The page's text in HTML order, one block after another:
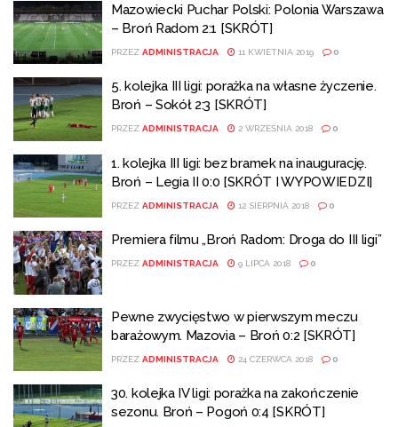
Mazowiecki Puchar Polski: Polonia Warszawa
– Broń Radom 2:1 [SKRÓT]
PRZEZ ADMINISTRACJA 11 KWIETNIA 2019 0
5. kolejka III ligi: porażka na własne życzenie.
Broń – Sokół 2:3 [SKRÓT]
PRZEZ ADMINISTRACJA 2 WRZEŚNIA 2018 0
1. kolejka III ligi: bez bramek na inaugurację.
Broń – Legia II 0:0 [SKRÓT I WYPOWIEDZI]
PRZEZ ADMINISTRACJA 12 SIERPNIA 2018 0
Premiera filmu „Broń Radom: Droga do III ligi”
PRZEZ ADMINISTRACJA 9 LIPCA 2018 0
Pewne zwycięstwo w pierwszym meczu
barażowym. Mazovia – Broń 0:2 [SKRÓT]
PRZEZ ADMINISTRACJA 24 CZERWCA 2018 0
30. kolejka IV ligi: porażka na zakończenie
sezonu. Broń – Pogoń 0:4 [SKRÓT]